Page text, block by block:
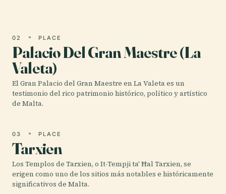
02 PLACE
Palacio Del Gran Maestre (La
Valeta)
El Gran Palacio del Gran Maestre en La Valeta es un
testimonio del rico patrimonio histórico, político y artístico
de Malta.
03 PLACE
Tarxien
Los Templos de Tarxien, o It-Tempji ta' Ħal Tarxien, se
erigen como uno de los sitios más notables e históricamente
significativos de Malta.